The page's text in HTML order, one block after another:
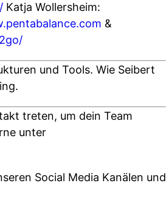
Katja Wollersheim:
&
und Tools. Wie Seibert
treten, um dein Team
unter
Social Media Kanälen und